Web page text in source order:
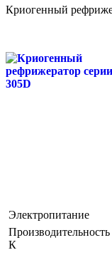
Криогенный
Электропитание
К